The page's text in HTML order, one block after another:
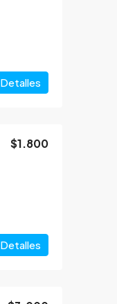
Detalles
$1.800
Detalles